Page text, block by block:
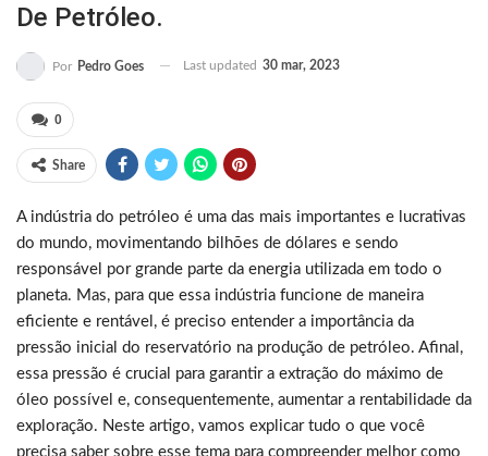
De Petróleo.
Por Pedro Goes Last updated 30 mar, 2023
0
Share
A indústria do petróleo é uma das mais importantes e lucrativas
do mundo, movimentando bilhões de dólares e sendo
responsável por grande parte da energia utilizada em todo o
planeta. Mas, para que essa indústria funcione de maneira
eficiente e rentável, é preciso entender a importância da
pressão inicial do reservatório na produção de petróleo. Afinal,
essa pressão é crucial para garantir a extração do máximo de
óleo possível e, consequentemente, aumentar a rentabilidade da
exploração. Neste artigo, vamos explicar tudo o que você
precisa saber sobre esse tema para compreender melhor como